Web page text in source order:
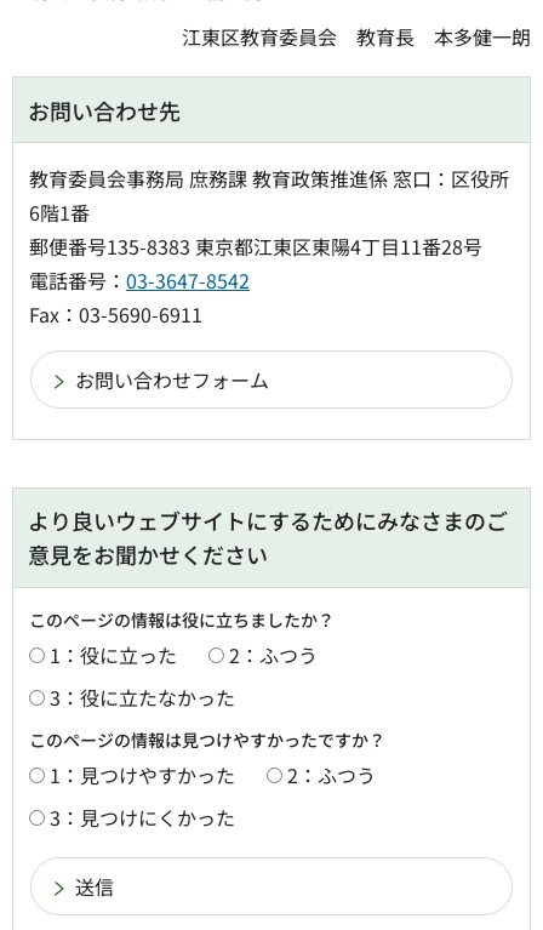
江東区教育委員会 教育長 本多健一朗
お問い合わせ先
教育委員会事務局 庶務課 教育政策推進係 窓口：区役所
6階1番
郵便番号135-8383 東京都江東区東陽4丁目11番28号
電話番号： 03-3647-8542
Fax：03-5690-6911
より良いウェブサイトにするためにみなさまのご
意見をお聞かせください
このページの情報は役に立ちましたか？
1：役に立った
2：ふつう
3：役に立たなかった
このページの情報は見つけやすかったですか？
1：見つけやすかった
2：ふつう
3：見つけにくかった